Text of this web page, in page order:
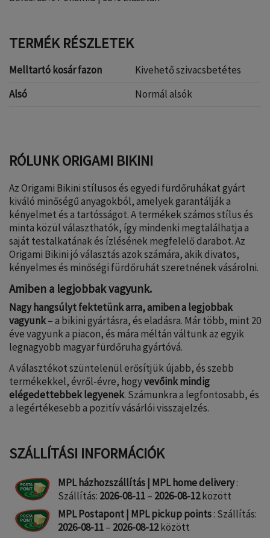
TERMÉK RÉSZLETEK
Melltartó kosár fazon
Kivehető szivacsbetétes
Alsó
Normál alsók
RÓLUNK ORIGAMI BIKINI
Az Origami Bikini stílusos és egyedi fürdőruhákat gyárt
kiváló minőségű anyagokból, amelyek garantálják a
kényelmet és a tartósságot. A termékek számos stílus és
minta közül választhatók, így mindenki megtalálhatja a
saját testalkatának és ízlésének megfelelő darabot. Az
Origami Bikini jó választás azok számára, akik divatos,
kényelmes és minőségi fürdőruhát szeretnének vásárolni.
Amiben a legjobbak vagyunk.
Nagy hangsúlyt fektetünk arra, amiben a legjobbak
vagyunk– a bikini gyártásra, és eladásra. Már több, mint 20
éve vagyunk a piacon, és mára méltán váltunk az egyik
legnagyobb magyar fürdőruha gyártóvá.
A választékot szüntelenül erősítjük újabb, és szebb
termékekkel, évről-évre, hogyvevőink mindig
elégedettebbek legyenek. Számunkra a legfontosabb, és
a legértékesebb a pozitív vásárlói visszajelzés.
SZÁLLÍTÁSI INFORMÁCIÓK
MPL házhozszállítás | MPL home delivery:
Szállítás: 2026-08-11– 2026-08-12között
MPL Postapont | MPL pickup points: Szállítás:
2026-08-11– 2026-08-12között